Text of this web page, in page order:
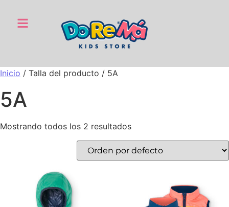
Inicio / Talla del producto / 5A
5A
Mostrando todos los 2 resultados